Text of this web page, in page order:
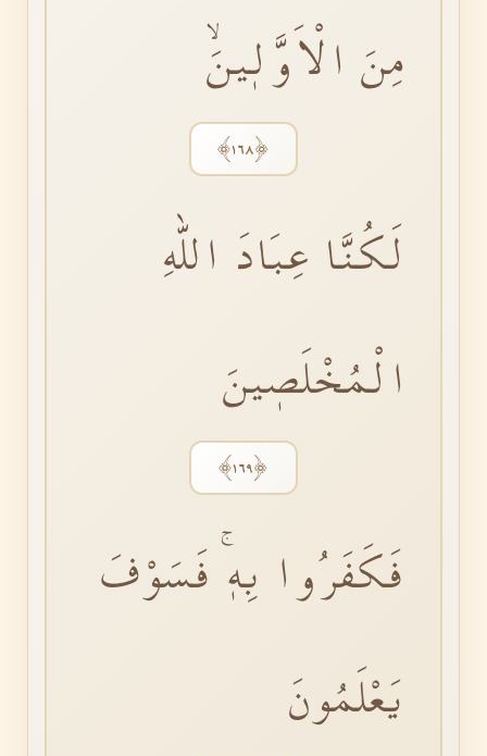
مِنَ الْاَوَّلٖينَۙ
﴿١٦٨﴾
لَكُنَّا عِبَادَ اللّٰهِ
الْمُخْلَصٖينَ
﴿١٦٩﴾
فَكَفَرُوا بِهٖۚ فَسَوْفَ
يَعْلَمُونَ